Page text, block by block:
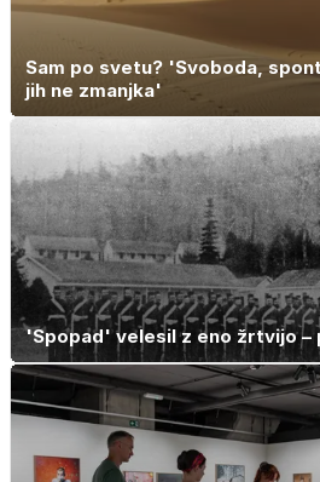
Sam po svetu? 'Svoboda,
jih ne zmanjka'
'Spopad' velesil z eno žrtvijo –